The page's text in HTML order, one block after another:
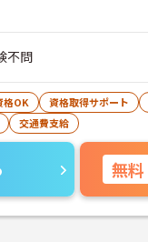
不問
格OK 資格取得サポート
交通費支給
無料